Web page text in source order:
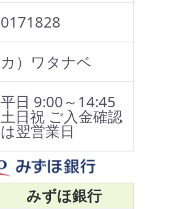
0171828
カ）ワタナベ
平日 9:00～14:45
土日祝 ご入金確認
は翌営業日
みずほ銀行